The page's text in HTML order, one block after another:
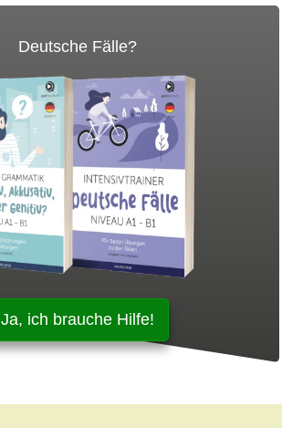
Deutsche Fälle?
Ja, ich brauche Hilfe!